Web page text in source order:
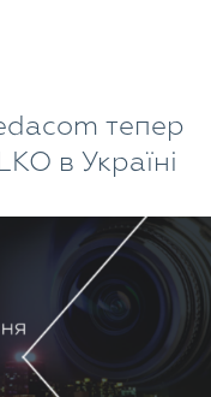
тепер
в Україні